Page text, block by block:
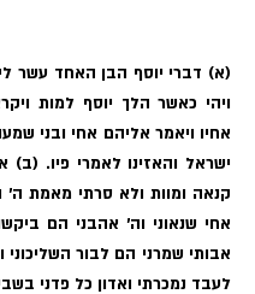
(א) דברי יוסף הבן האחד עשר
ויהי כאשר הלך יוסף למות
אחיו ויאמר אליהם אחי ובני
ישראל והאזינו לאמרי פיו. (ב)
קנאה ומוות ולא סרתי מאמת ה׳
אחי שנאוני וה׳ אהבני הם
אבותי שמרני הם לבור השליכוני
לעבד נמכרתי ואדון כל פדני